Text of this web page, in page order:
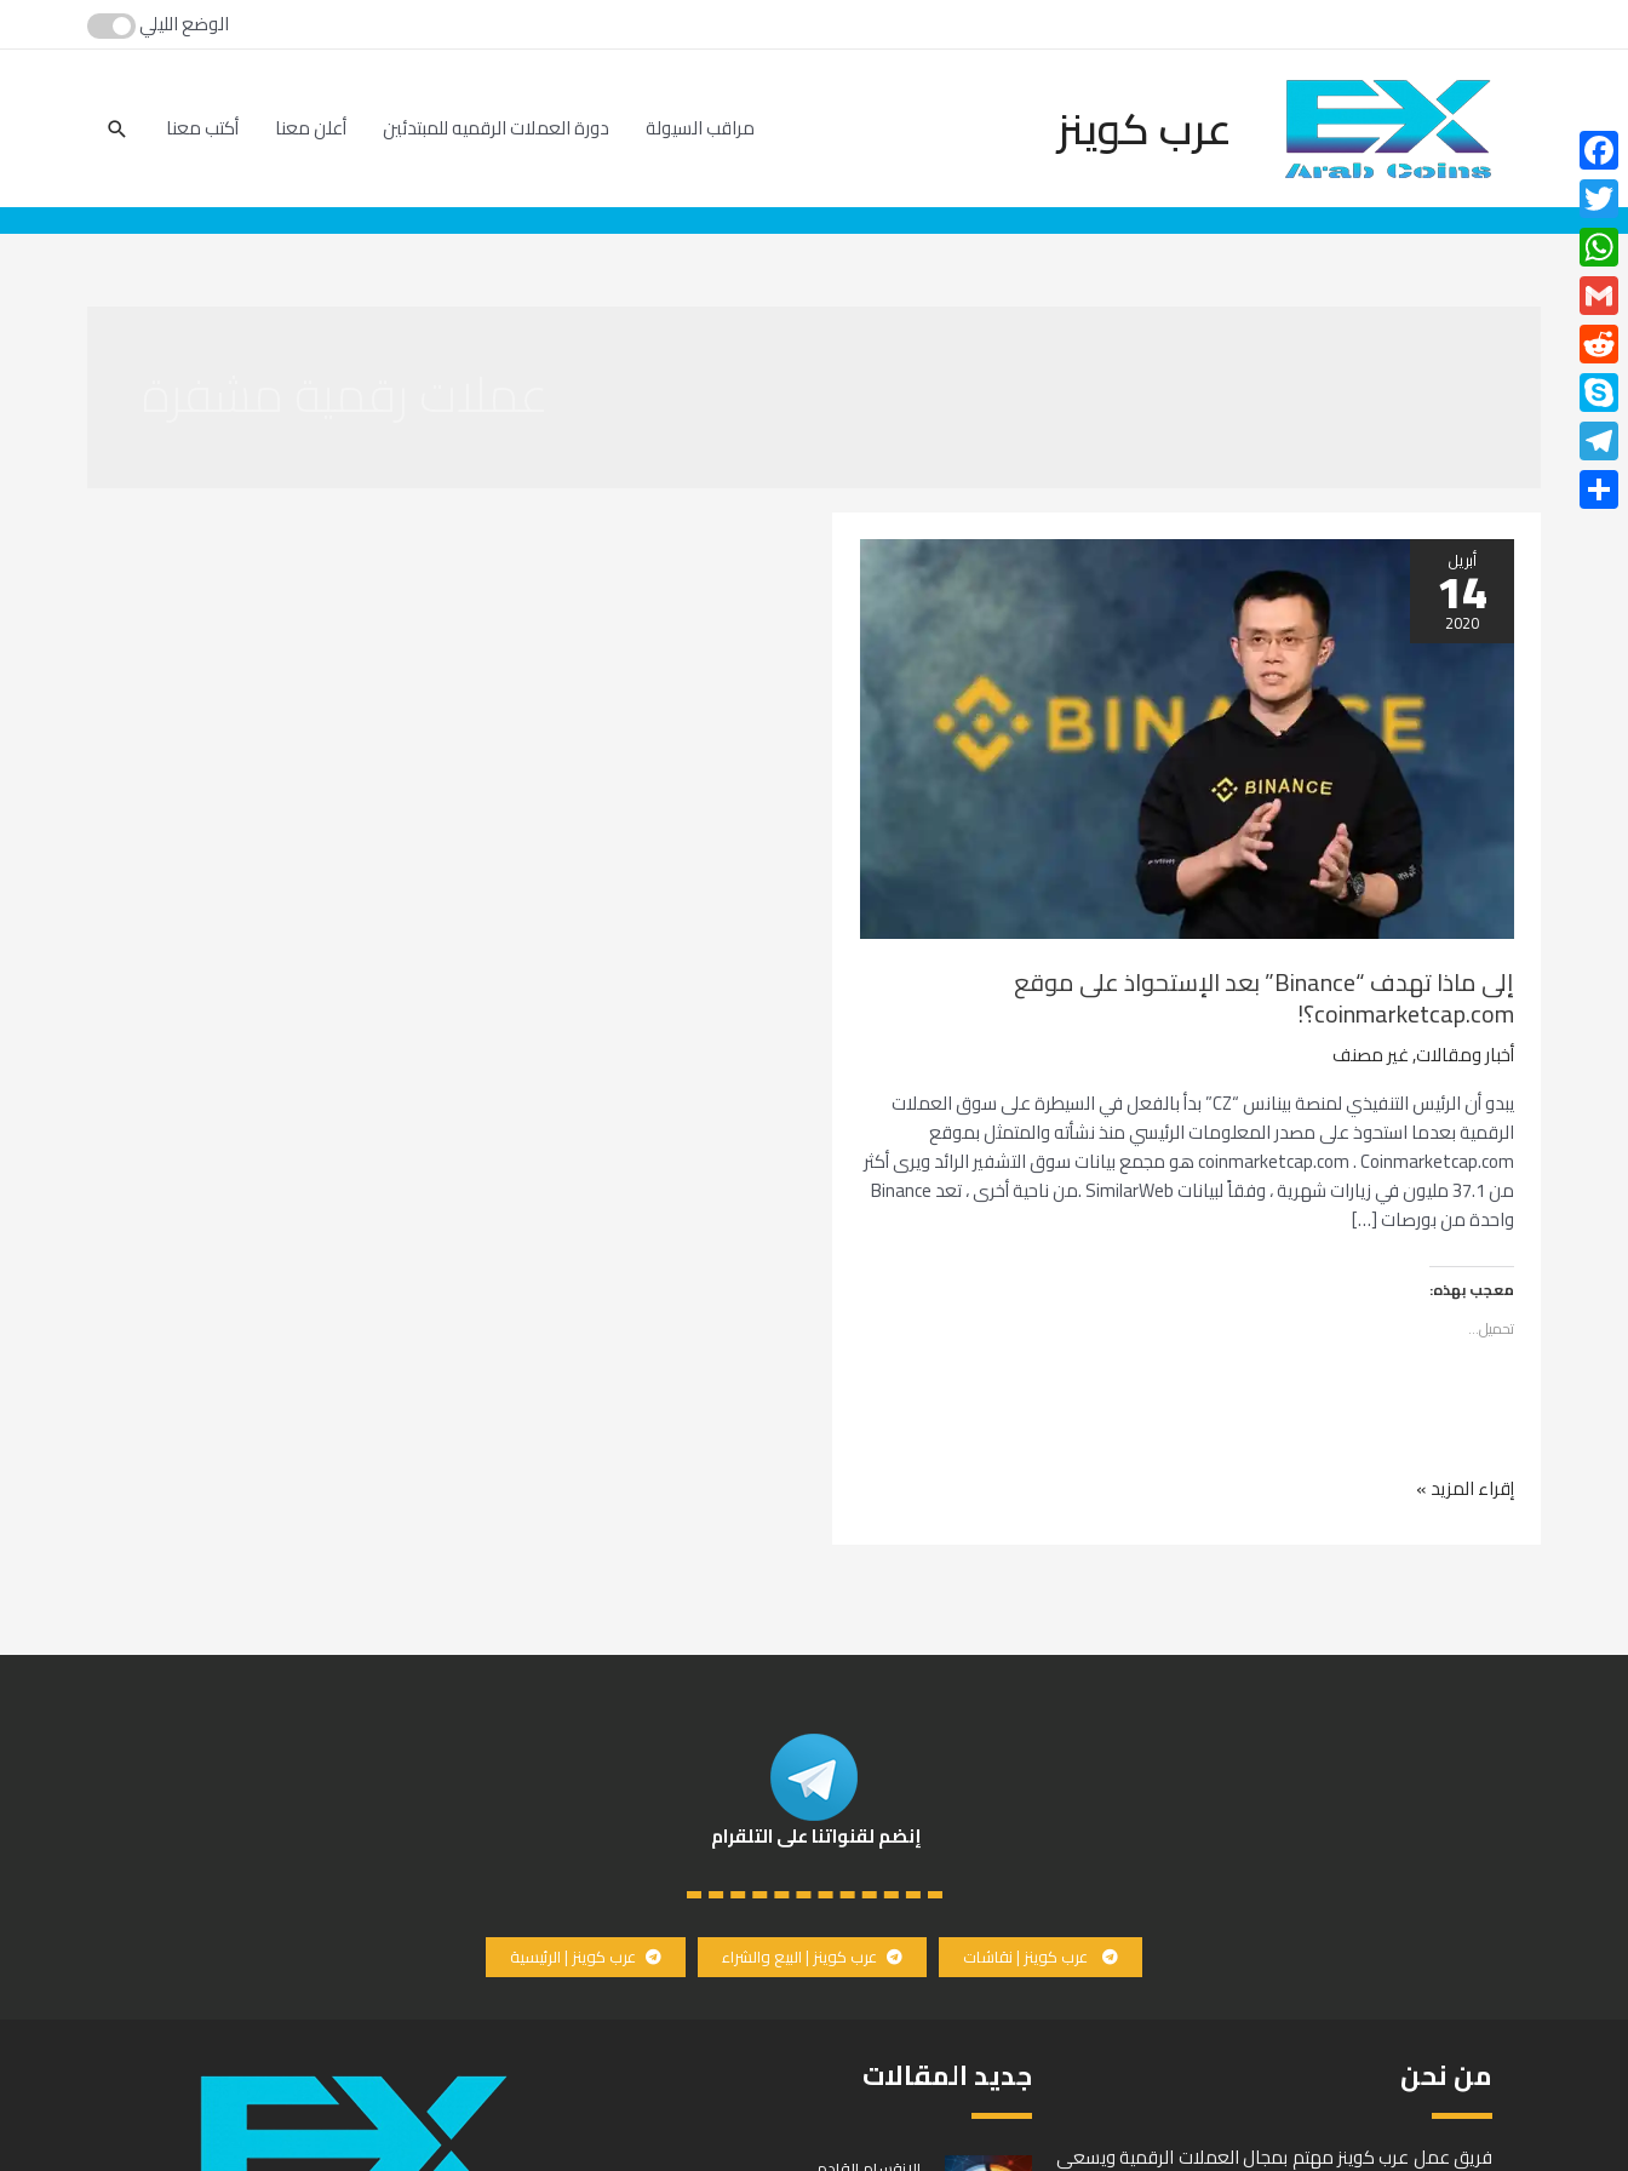
الوضع الليلي
عرب كوينز مراقب السيولة دورة العملات الرقميه للمبتدئين أعلن معنا أكتب معنا بحث
أبريل
14
2020
إلى ماذا تهدف “Binance” بعد الإستحواذ على موقع
coinmarketcap.com؟!
أخبار ومقالات,غير مصنف
يبدو أن الرئيس التنفيذي لمنصة بينانس “CZ” بدأ بالفعل في السيطرة على سوق العملات
الرقمية بعدما استحوذ على مصدر المعلومات الرئيسي منذ نشأته والمتمثل بموقع
coinmarketcap.com . Coinmarketcap.com هو مجمع بيانات سوق التشفير الرائد ويرى أكثر
من 37.1 مليون في زيارات شهرية ، وفقاً لبيانات SimilarWeb .من ناحية أخرى ، تعد Binance
واحدة من بورصات […]
معجب بهذه:
تحميل...
تهدف
“Binance”
coinmarketcap.com؟!
إقراء المزيد »
إنضم لقنواتنا على التلقرام
عرب كوينز | نقاشات عرب كوينز | البيع والشراء عرب كوينز | الرئيسية
من نحن
فريق عمل عرب كوينز مهتم بمجال العملات الرقمية ويسعى
جديد المقالات
Facebook
Twitter
WhatsApp
Gmail
Reddit
Skype
Telegram